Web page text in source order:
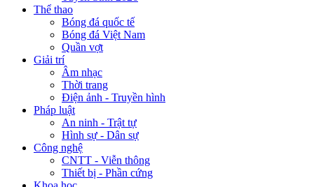
Thể thao
Bóng đá quốc tế
Bóng đá Việt Nam
Quần vợt
Giải trí
Âm nhạc
Thời trang
Điện ảnh - Truyền hình
Pháp luật
An ninh - Trật tự
Hình sự - Dân sự
Công nghệ
CNTT - Viễn thông
Thiết bị - Phần cứng